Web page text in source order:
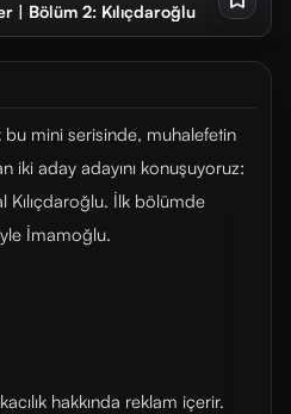
| Bölüm 2: Kılıçdaroğlu
mini serisinde, muhalefetin
iki aday adayını konuşuyoruz:
İlk bölümde
İmamoğlu.
hakkında reklam içerir.